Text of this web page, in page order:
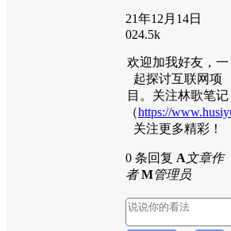
21年12月14日
024.5k
欢迎加我好友，一
起探讨互联网项
目。关注林歌笔记
（https://
关注更多精彩！
0 条回复 A文章作
者 M管理员